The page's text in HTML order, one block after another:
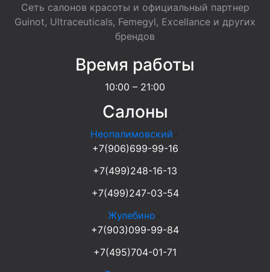
Сеть салонов красоты и официальный партнер
Guinot, Ultraceuticals, Femegyl, Excellance и других
брендов
Время работы
10:00 – 21:00
Салоны
Неопалимовский
+7(906)699-99-16
+7(499)248-16-13
+7(499)247-03-54
Жулебино
+7(903)099-99-84
+7(495)704-01-71